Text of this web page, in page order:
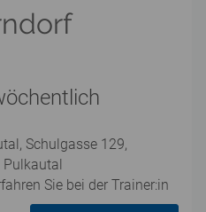
Schulgasse 129,
Pulkautal
Sie bei der Trainer:in